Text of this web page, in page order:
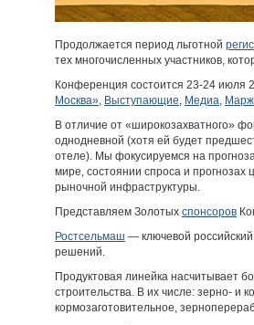
Продолжается период льготной
тех многочисленных участников,
Конференция состоится 23-24 июля
Москва», Выступающие, Медиа,
В отличие от «широкозахватного»
однодневной (хотя ей будет
отеле). Мы фокусируемся на
мире, состоянии спроса и прогнозах
рыночной инфраструктуры.
Представляем Золотых спонсоров
Ростсельмаш — ключевой
решений.
Продуктовая линейка насчитывает
строительства. В их числе: зерно- и
кормозаготовительное,